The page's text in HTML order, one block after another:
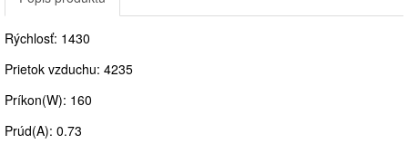
Rýchlosť: 1430
Prietok vzduchu: 4235
Príkon(W): 160
Prúd(A): 0.73